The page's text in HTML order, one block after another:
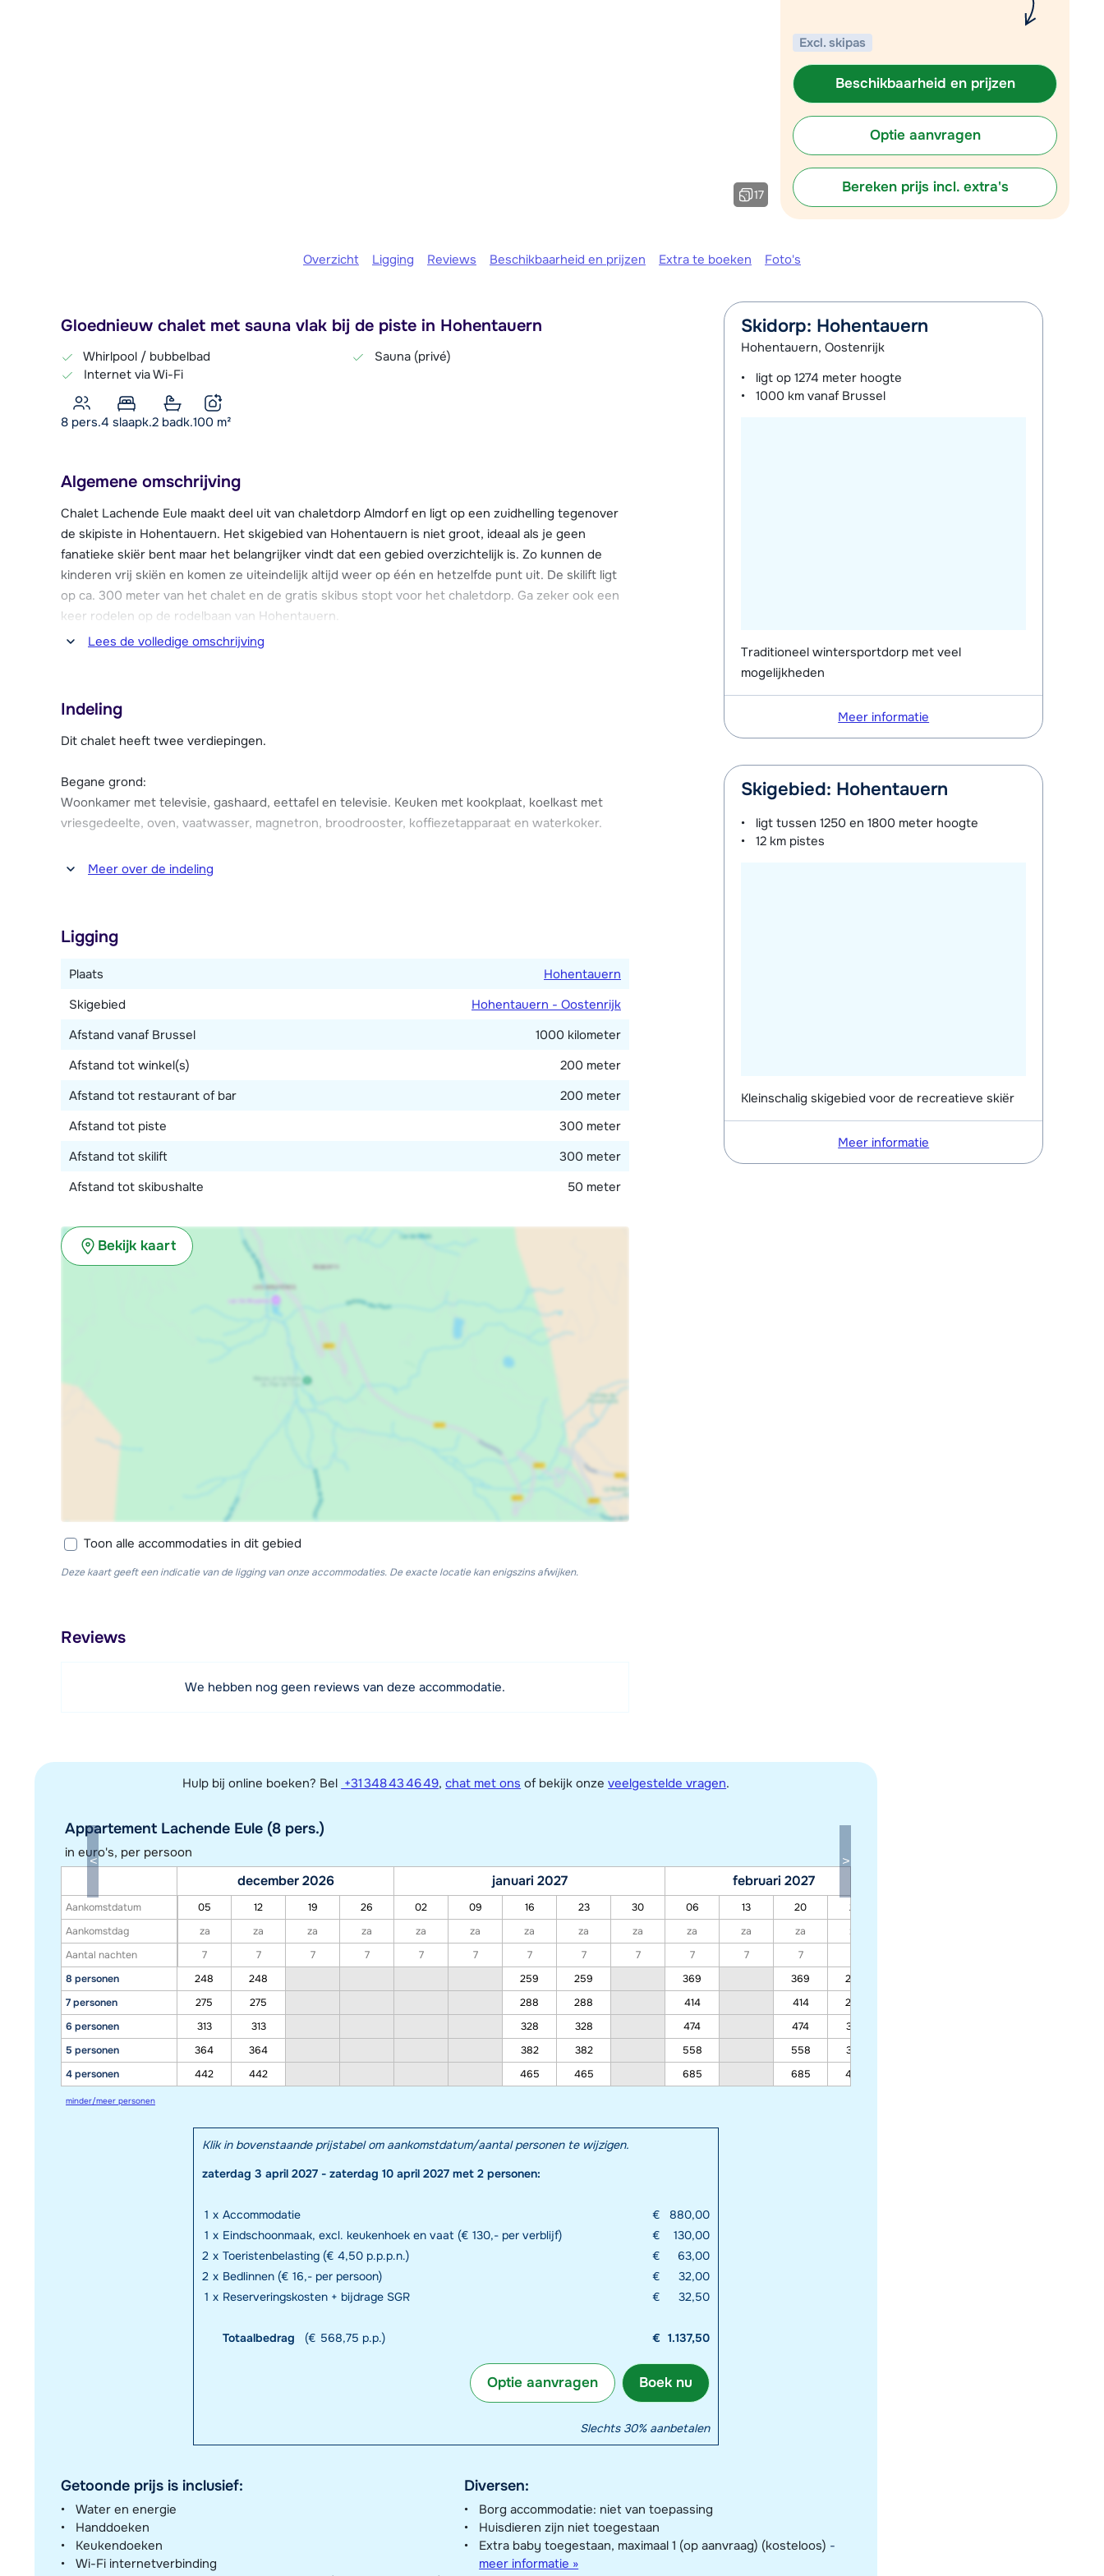
maandag om 09:00 uur weer beschikbaar:
Chat met wintersportspecialist
Bel ons via 03 3037838
17
Excl. skipas
Beschikbaarheid en prijzen
Optie aanvragen
Bereken prijs incl. extra's
Overzicht Ligging Reviews Beschikbaarheid en prijzen Extra te boeken Foto's
Gloednieuw chalet met sauna vlak bij de piste in Hohentauern
Whirlpool / bubbelbad
Internet via Wi-Fi
Sauna (privé)
8 pers.4 slaapk.2 badk.100 m²
Algemene omschrijving
Chalet Lachende Eule maakt deel uit van chaletdorp Almdorf en ligt op een zuidhelling tegenover
de skipiste in Hohentauern. Het skigebied van Hohentauern is niet groot, ideaal als je geen
fanatieke skiër bent maar het belangrijker vindt dat een gebied overzichtelijk is. Zo kunnen de
kinderen vrij skiën en komen ze uiteindelijk altijd weer op één en hetzelfde punt uit. De skilift ligt
op ca. 300 meter van het chalet en de gratis skibus stopt voor het chaletdorp. Ga zeker ook een
keer rodelen op de rodelbaan van Hohentauern.
Chalet Lachende Eule beschikt over twee parkeerplaatsen. Indien je met meer auto's komt
kunnen deze op de algemene parkeerplaats geparkeerd worden.
Lees de volledige omschrijving
Indeling
Dit chalet heeft twee verdiepingen.
Begane grond:
Woonkamer met televisie, gashaard, eettafel en televisie. Keuken met kookplaat, koelkast met
vriesgedeelte, oven, vaatwasser, magnetron, broodrooster, koffiezetapparaat en waterkoker.
Badkamer met douche, infraroodsauna en wastafel. Apart toilet.
Verder is er een skiberging, wasmachine, terras met meubilair, whirlpool (tegen betaling) en een
Meer over de indeling
Ligging
Plaats
Hohentauern
Skigebied
Hohentauern - Oostenrijk
Afstand vanaf Brussel
1000 kilometer
Afstand tot winkel(s)
200 meter
Afstand tot restaurant of bar
200 meter
Afstand tot piste
300 meter
Afstand tot skilift
300 meter
Afstand tot skibushalte
50 meter
Bekijk kaart
Toon alle accommodaties in dit gebied
Deze kaart geeft een indicatie van de ligging van onze accommodaties. De exacte locatie kan enigszins afwijken.
Reviews
We hebben nog geen reviews van deze accommodatie.
Hulp bij online boeken? Bel +31 348 43 46 49,chat met ons of bekijk onzeveelgestelde vragen.
Appartement Lachende Eule (8 pers.)
in euro's, per persoon
Aankomstdatum
Aankomstdag
Aantal nachten
8 personen
7 personen
6 personen
5 personen
4 personen
december 2026 januari 2027 februari 2027
05 12 19 26 02 09 16 23 30 06 13 20 27
za
za za za za za za za za za za za za
7
7 7 7 7 7 7 7 7 7 7 7
248
248 259 259 369 369 259
275
275 288 288 414 414 288
313
313 328 328 474 474 328
364
364 382 382 558 558 382
442
442 465 465 685 685 465
minder/meer personen
Klik in bovenstaande prijstabel om aankomstdatum/aantal personen te wijzigen.
zaterdag 3 april 2027 - zaterdag 10 april 2027 met 2 personen:
1 x Accommodatie €
880,00
1 x Eindschoonmaak, excl. keukenhoek en vaat (€ 130,- per verblijf) €
130,00
2 x Toeristenbelasting (€ 4,50 p.p.p.n.) €
63,00
2 x Bedlinnen (€ 16,- per persoon) €
32,00
1 x Reserveringskosten + bijdrage SGR € 32,50
Totaalbedrag (€ 568,75 p.p.) € 1.137,50
Boek nu
Optie aanvragen
Slechts 30% aanbetalen
Getoonde prijs is inclusief:
Water en energie
Handdoeken
Keukendoeken
Wi-Fi internetverbinding
Diversen:
Borg accommodatie: niet van toepassing
Huisdieren zijn niet toegestaan
Extra baby toegestaan, maximaal 1 (op aanvraag) (kosteloos) -
meer informatie »
Skidorp: Hohentauern
Hohentauern, Oostenrijk
ligt op1274 meter hoogte
1000 km vanaf Brussel
Traditioneel wintersportdorp met veel
mogelijkheden
Meer informatie
Skigebied: Hohentauern
ligt tussen1250 en 1800 meter hoogte
12 km pistes
Kleinschalig skigebied voor de recreatieve skiër
Meer informatie